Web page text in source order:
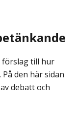
förslag till hur
den här sidan
debatt och